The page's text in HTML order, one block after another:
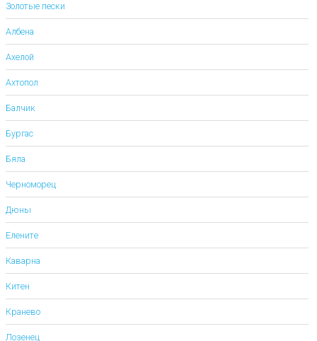
Золотые пески
Албена
Ахелой
Ахтопол
Балчик
Бургас
Бяла
Черноморец
Дюны
Елените
Каварна
Китен
Кранево
Лозенец